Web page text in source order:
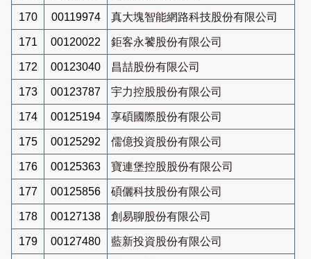
170 00119974 真大塊智能網路科技股份有限公司
171 00120022 鉅客永饕股份有限公司
172 00123040 昌喆股份有限公司
173 00123787 宇力控股股份有限公司
174 00125194 享碩國際股份有限公司
175 00125292 儒億投資股份有限公司
176 00125363 寶連堡控股股份有限公司
177 00125856 碩儷科技股份有限公司
178 00127138 創易聊股份有限公司
179 00127480 藍新投資股份有限公司